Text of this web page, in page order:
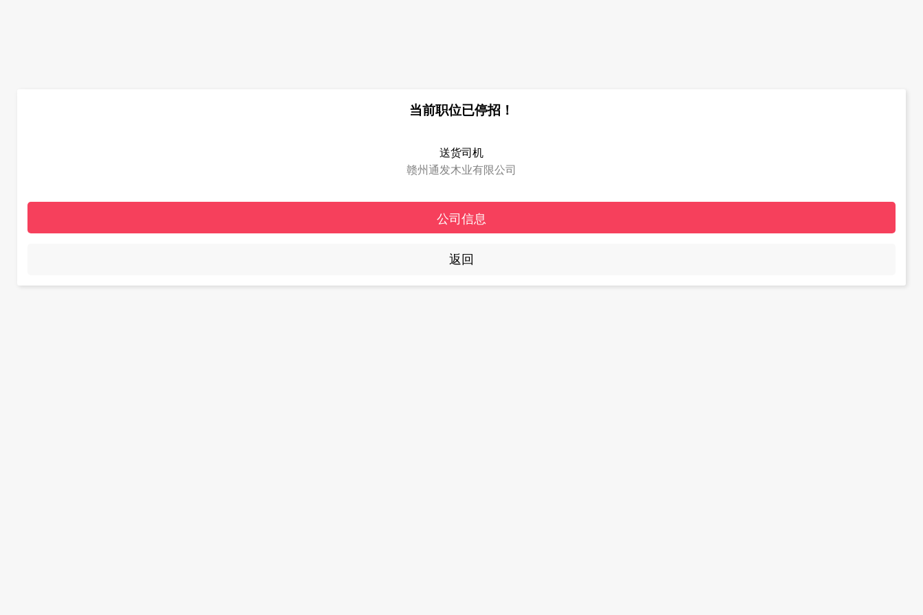
当前职位已停招！
送货司机
赣州通发木业有限公司
公司信息
返回